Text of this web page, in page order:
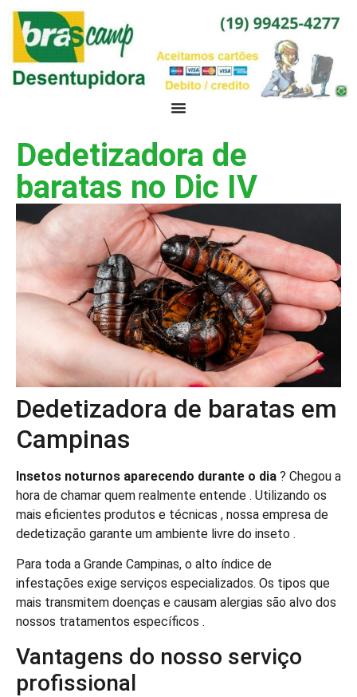
Dedetizadora de
baratas no Dic IV
Dedetizadora de baratas em
Campinas
Insetos noturnos aparecendo durante o dia ? Chegou a
hora de chamar quem realmente entende . Utilizando os
mais eficientes produtos e técnicas , nossa empresa de
dedetização garante um ambiente livre do inseto .
Para toda a Grande Campinas, o alto índice de
infestações exige serviços especializados. Os tipos que
mais transmitem doenças e causam alergias são alvo dos
nossos tratamentos específicos .
Vantagens do nosso serviço
profissional